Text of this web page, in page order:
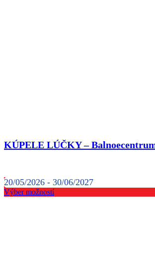
KÚPELE LÚČKY –
20/05/2026 - 30/06/2027
Výber možností